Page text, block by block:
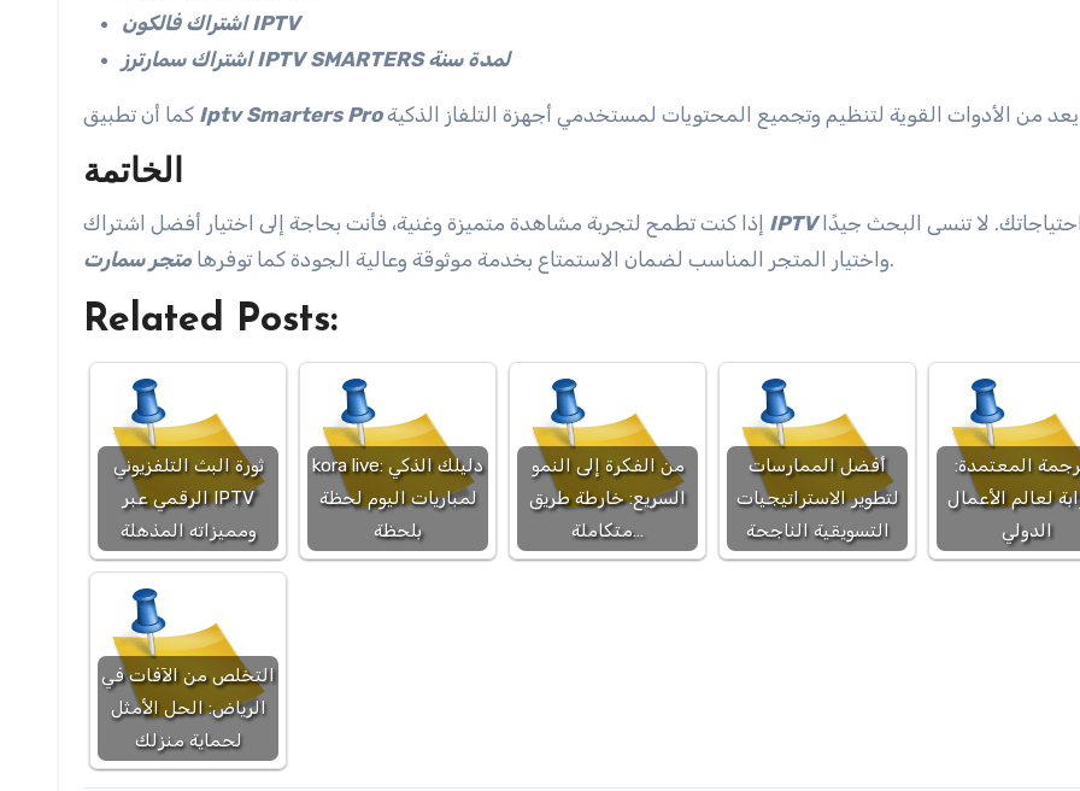
اشتراك فالكون IPTV
اشتراك سمارترز IPTV SMARTERS لمدة سنة
Iptv Smarters Pro
الخاتمة
IPTVيلبي احتياجاتك. لا تنسى البحث جيدًا
واختيار المتجر المناسب لضمان الاستمتاع بخدمة موثوقة وعالية الجودة كما توفرها متجر سمارت .
Related Posts:
ثورة البث التلفزيوني
الرقمي عبر IPTV
ومميزاته المذهلة
kora live: دليلك الذكي
لمباريات اليوم لحظة
بلحظة
من الفكرة إلى النمو
السريع: خارطة طريق
متكاملة…
أفضل الممارسات
لتطوير الاستراتيجيات
التسويقية الناجحة
المعتمدة:
لعالم الأعمال
الدولي
التخلص من الآفات في
الرياض: الحل الأمثل
لحماية منزلك